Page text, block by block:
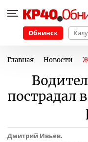
Обнинск
Главная Новости
пострадал
Дмитрий Ивьев.